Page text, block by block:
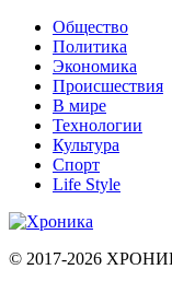
Общество
Политика
Экономика
Происшествия
В мире
Технологии
Культура
Спорт
Life Style
© 2017-2026